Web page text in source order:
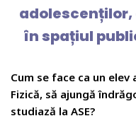
s
A
p
e
b
o
k
e
dI
e
r
în spațiul
Cum se face ca un
Fizică, să ajungă
studiază la ASE?